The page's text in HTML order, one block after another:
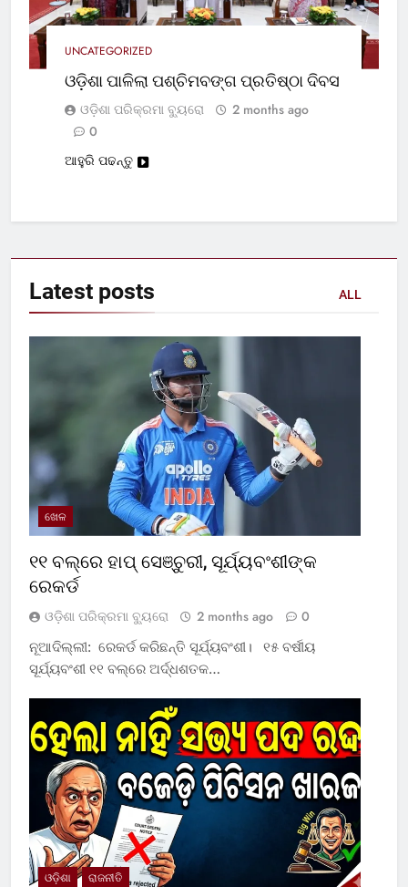
UNCATEGORIZED
ଓଡ଼ିଶା ପାଳିଲା ପଶ୍ଚିମବଙ୍ଗ ପ୍ରତିଷ୍ଠା ଦିବସ
ଓଡ଼ିଶା ପରିକ୍ରମା ବ୍ୟୁରୋ
2 months ago
0
ଆହୁରି ପଢନ୍ତୁ
Latest posts ALL
ଖେଳ
୧୧ ବଲ୍‌ରେ ହାପ୍ ସେଞ୍ଚୁରୀ, ସୂର୍ଯ୍ୟବଂଶୀଙ୍କ
ରେକର୍ଡ
ଓଡ଼ିଶା ପରିକ୍ରମା ବ୍ୟୁରୋ 2 months ago 0
ନୂଆଦିଲ୍ଲୀ: ରେକର୍ଡ କରିଛନ୍ତି ସୂର୍ଯ୍ୟବଂଶୀ। ୧୫ ବର୍ଷୀୟ
ସୂର୍ଯ୍ୟବଂଶୀ ୧୧ ବଲ୍‌ରେ ଅର୍ଦ୍ଧଶତକ…
ଓଡ଼ିଶା ରାଜନୀତି